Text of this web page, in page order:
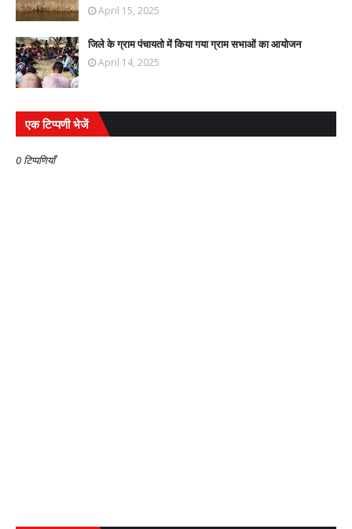
April 15, 2025
जिले के ग्राम पंचायतो में किया गया ग्राम सभाओं का आयोजन
April 14, 2025
एक टिप्पणी भेजें
0 टिप्पणियाँ